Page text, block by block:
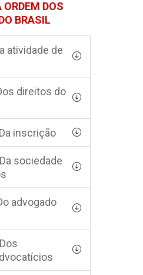
DOS
BRASIL
atividade de
direitos do
inscrição
sociedade
advogado